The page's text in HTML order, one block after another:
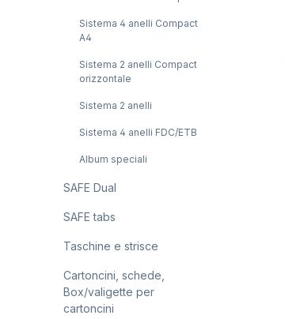
Sistema 4 anelli Compact
A4
Sistema 2 anelli Compact
orizzontale
Sistema 2 anelli
Sistema 4 anelli FDC/ETB
Album speciali
SAFE Dual
SAFE tabs
Taschine e strisce
Cartoncini, schede,
Box/valigette per
cartoncini